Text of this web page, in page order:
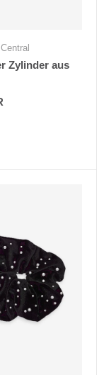
Zylinder aus